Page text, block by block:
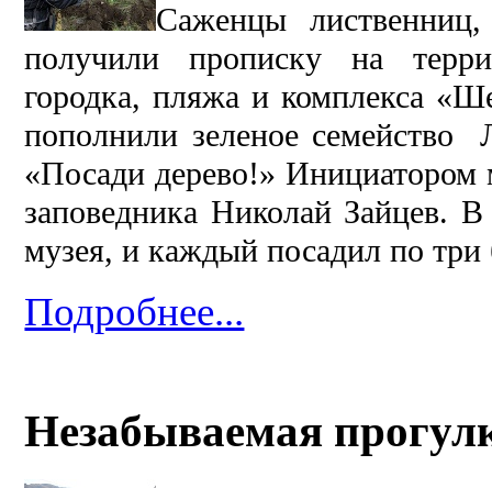
Саженцы
получили прописку на
городка, пляжа и комплекса
пополнили зеленое семейство
«Посади дерево!» Инициатором
заповедника Николай Зайцев.
музея, и каждый посадил по три
Подробнее...
Незабываемая